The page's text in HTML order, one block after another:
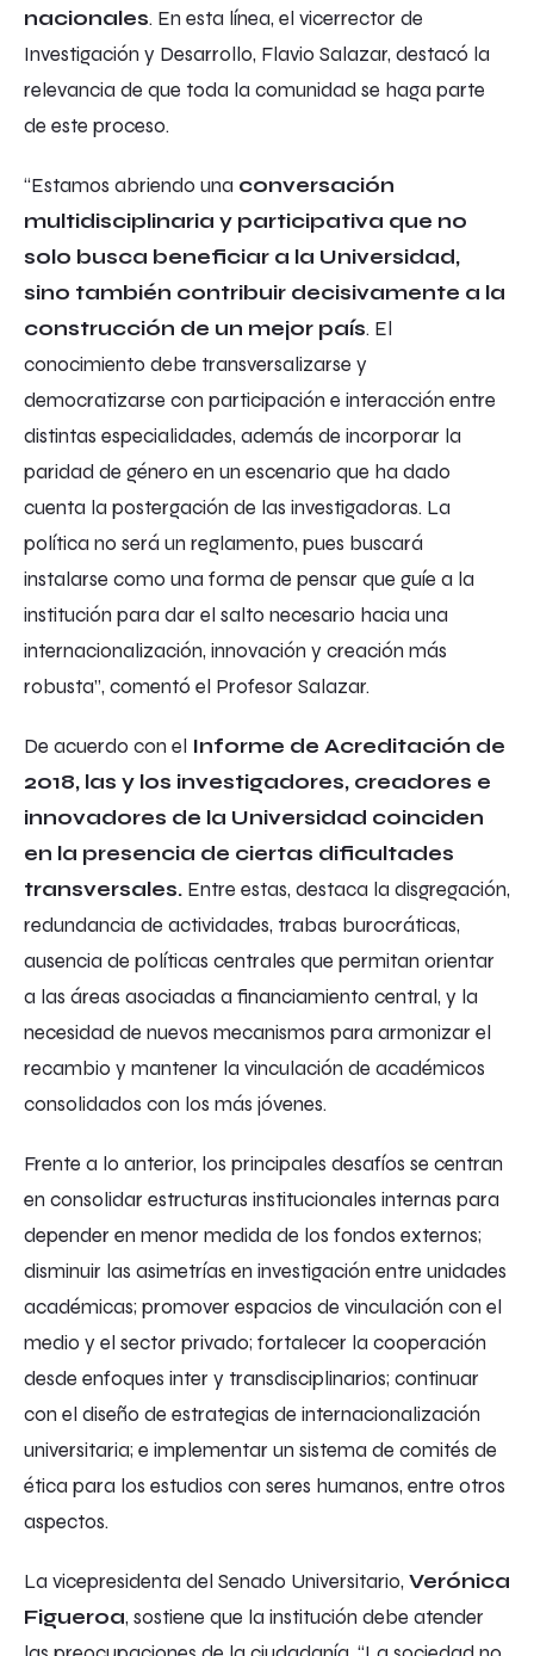
nacionales. En esta línea, el vicerrector de
Investigación y Desarrollo, Flavio Salazar, destacó la
relevancia de que toda la comunidad se haga parte
de este proceso.
“Estamos abriendo una conversación
multidisciplinaria y participativa que no
solo busca beneficiar a la Universidad,
sino también contribuir decisivamente a la
construcción de un mejor país. El
conocimiento debe transversalizarse y
democratizarse con participación e interacción entre
distintas especialidades, además de incorporar la
paridad de género en un escenario que ha dado
cuenta la postergación de las investigadoras. La
política no será un reglamento, pues buscará
instalarse como una forma de pensar que guíe a la
institución para dar el salto necesario hacia una
internacionalización, innovación y creación más
robusta”, comentó el Profesor Salazar.
De acuerdo con el Informe de Acreditación de
2018, las y los investigadores, creadores e
innovadores de la Universidad coinciden
en la presencia de ciertas dificultades
transversales. Entre estas, destaca la disgregación,
redundancia de actividades, trabas burocráticas,
ausencia de políticas centrales que permitan orientar
a las áreas asociadas a financiamiento central, y la
necesidad de nuevos mecanismos para armonizar el
recambio y mantener la vinculación de académicos
consolidados con los más jóvenes.
Frente a lo anterior, los principales desafíos se centran
en consolidar estructuras institucionales internas para
depender en menor medida de los fondos externos;
disminuir las asimetrías en investigación entre unidades
académicas; promover espacios de vinculación con el
medio y el sector privado; fortalecer la cooperación
desde enfoques inter y transdisciplinarios; continuar
con el diseño de estrategias de internacionalización
universitaria; e implementar un sistema de comités de
ética para los estudios con seres humanos, entre otros
aspectos.
La vicepresidenta del Senado Universitario, Verónica
Figueroa, sostiene que la institución debe atender